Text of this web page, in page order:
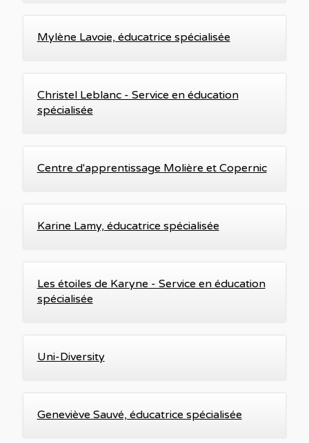
Mylène Lavoie, éducatrice spécialisée
Christel Leblanc - Service en éducation
spécialisée
Centre d'apprentissage Molière et Copernic
Karine Lamy, éducatrice spécialisée
Les étoiles de Karyne - Service en éducation
spécialisée
Uni-Diversity
Geneviève Sauvé, éducatrice spécialisée